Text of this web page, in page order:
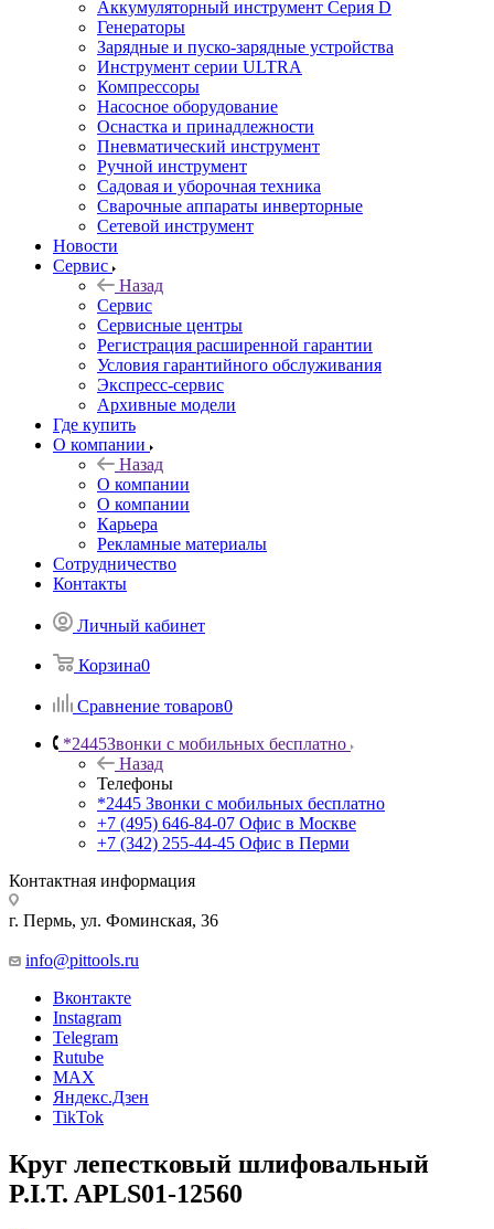
Аккумуляторный инструмент Серия D
Генераторы
Зарядные и пуско-зарядные устройства
Инструмент серии ULTRA
Компрессоры
Насосное оборудование
Оснастка и принадлежности
Пневматический инструмент
Ручной инструмент
Садовая и уборочная техника
Сварочные аппараты инверторные
Сетевой инструмент
Новости
Сервис
Назад
Сервис
Сервисные центры
Регистрация расширенной гарантии
Условия гарантийного обслуживания
Экспресс-сервис
Архивные модели
Где купить
О компании
Назад
О компании
О компании
Карьера
Рекламные материалы
Сотрудничество
Контакты
Личный кабинет
Корзина0
Сравнение товаров0
*2445Звонки с мобильных бесплатно
Назад
Телефоны
*2445 Звонки с мобильных бесплатно
+7 (495) 646-84-07 Офис в Москве
+7 (342) 255-44-45 Офис в Перми
Контактная информация
г. Пермь, ул. Фоминская, 36
info@pittools.ru
Вконтакте
Instagram
Telegram
Rutube
MAX
Яндекс.Дзен
TikTok
Круг лепестковый шлифовальный
P.I.T. APLS01-12560